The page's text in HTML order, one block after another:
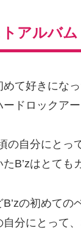
アルバム
て好きにな
ドロックアー
の自分にと
B’zはとても
の初めての
分にとって